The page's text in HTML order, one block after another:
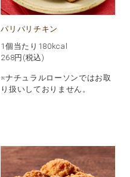
パリパリチキン
1個当たり180kcal
268円(税込)
※ナチュラルローソンではお取
り扱いしておりません。